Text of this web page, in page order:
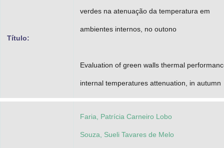
Título:
verdes na atenuação da temperatura em
ambientes internos, no outono
Evaluation of green walls thermal
internal temperatures attenuation, in autumn
Faria, Patrícia Carneiro Lobo
Souza, Sueli Tavares de Melo